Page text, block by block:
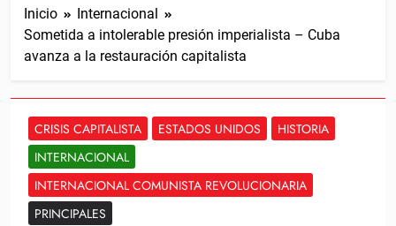
Inicio
Internacional
Sometida a intolerable presión imperialista – Cuba
avanza a la restauración capitalista
CRISIS CAPITALISTA ESTADOS UNIDOS
HISTORIA
INTERNACIONAL
INTERNACIONAL COMUNISTA REVOLUCIONARIA
PRINCIPALES